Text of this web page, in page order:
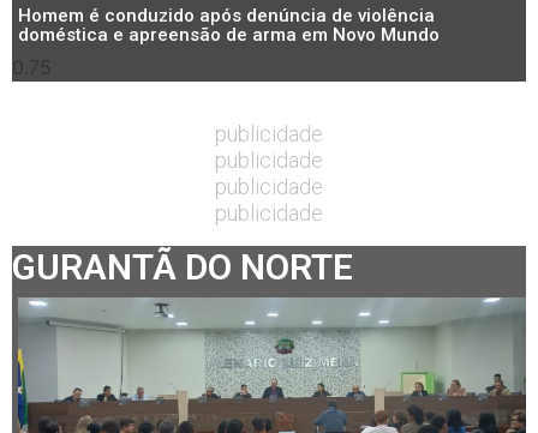
Homem é conduzido após denúncia de violência
doméstica e apreensão de arma em Novo Mundo
publicidade
publicidade
publicidade
publicidade
GURANTÃ DO NORTE